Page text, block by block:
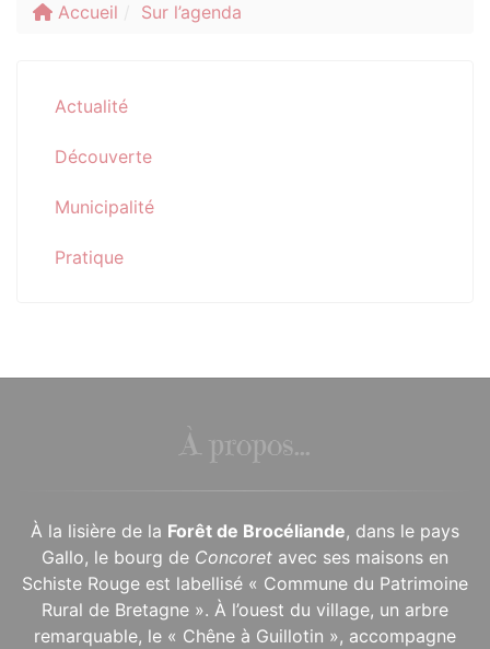
Accueil Sur l’agenda
Actualité
Découverte
Municipalité
Pratique
À propos...
À la lisière de la Forêt de Brocéliande, dans le pays
Gallo, le bourg de Concoret avec ses maisons en
Schiste Rouge est labellisé « Commune du Patrimoine
Rural de Bretagne ». À l’ouest du village, un arbre
remarquable, le « Chêne à Guillotin », accompagne